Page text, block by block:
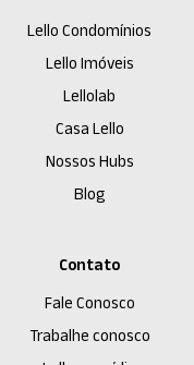
Lello Condomínios
Lello Imóveis
Lellolab
Casa Lello
Nossos Hubs
Blog
Contato
Fale Conosco
Trabalhe conosco